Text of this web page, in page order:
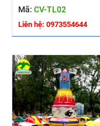
Mã: CV-TL02
Liên hệ: 0973554644